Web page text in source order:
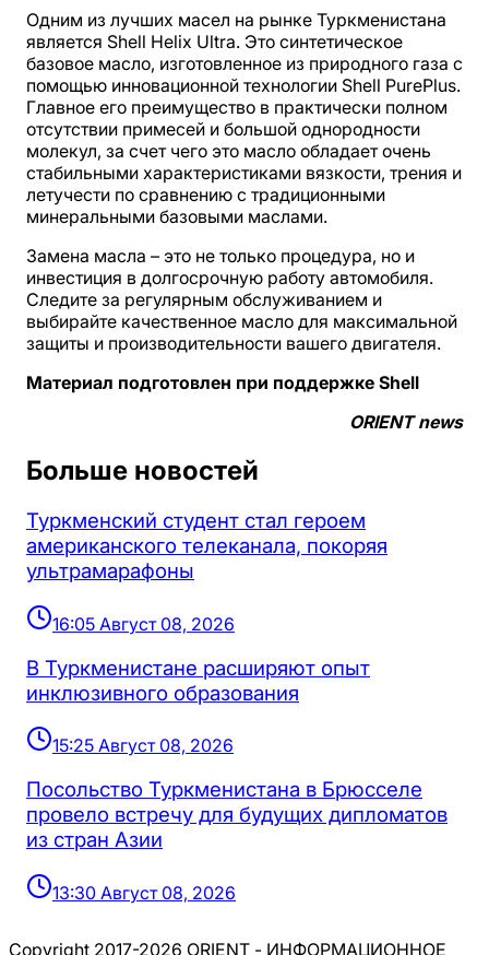
Одним из лучших масел на рынке Туркменистана
является Shell Helix Ultra. Это синтетическое
базовое масло, изготовленное из природного газа с
помощью инновационной технологии Shell PurePlus.
Главное его преимущество в практически полном
отсутствии примесей и большой однородности
молекул, за счет чего это масло обладает очень
стабильными характеристиками вязкости, трения и
летучести по сравнению с традиционными
минеральными базовыми маслами.
Замена масла – это не только процедура, но и
инвестиция в долгосрочную работу автомобиля.
Следите за регулярным обслуживанием и
выбирайте качественное масло для максимальной
защиты и производительности вашего двигателя.
Материал подготовлен при поддержке Shell
ORIENT news
Больше новостей
Туркменский студент стал героем
американского телеканала, покоряя
ультрамарафоны
16:05 Август 08, 2026
В Туркменистане расширяют опыт
инклюзивного образования
15:25 Август 08, 2026
Посольство Туркменистана в Брюсселе
провело встречу для будущих дипломатов
из стран Азии
13:30 Август 08, 2026
Copyright 2017-2026 ORIENT - ИНФОРМАЦИОННОЕ